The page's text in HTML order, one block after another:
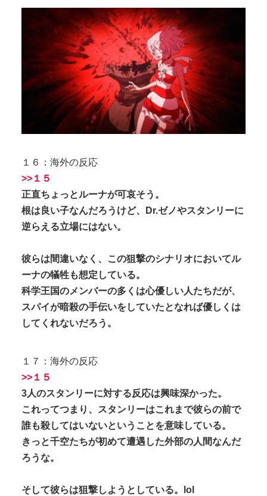
１６：海外の反応
>>１５
正直ちょっとルーナが可哀そう。
根は良い子なんだろうけど、Dr.ゼノやスタンリーに
逆らえる立場にはない。
彼らは間違いなく、この狙撃のシナリオにおいてル
ーナの犠牲も想定している。
科学王国のメンバーの多くは心優しい人たちだが、
スパイが暗殺の手伝いをしていたとなれば優しくは
してくれないだろう。
１７：海外の反応
>>１５
3人のスタンリーに対する反応は興味深かった。
これってつまり、スタンリーはこれまで彼らの前で
誰も殺してはいないということを意味している。
きっと千空たちが初めて遭遇した外部の人間なんだ
ろうな。
そして彼らは狙撃しようとしている。lol